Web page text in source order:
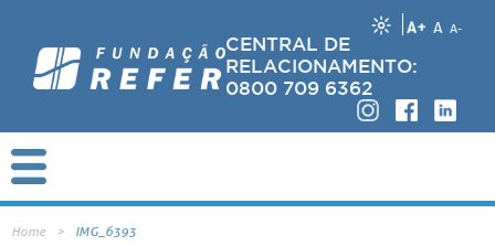
A+ A A-
CENTRAL DE
RELACIONAMENTO:
0800 709 6362
Home IMG_6393